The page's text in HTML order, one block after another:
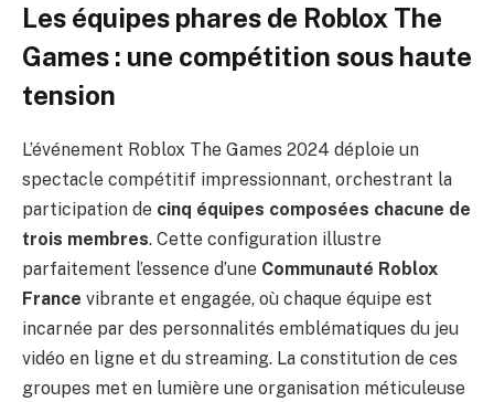
Les équipes phares de Roblox The
Games : une compétition sous haute
tension
L’événement Roblox The Games 2024 déploie un
spectacle compétitif impressionnant, orchestrant la
participation de cinq équipes composées chacune de
trois membres. Cette configuration illustre
parfaitement l’essence d’une Communauté Roblox
France vibrante et engagée, où chaque équipe est
incarnée par des personnalités emblématiques du jeu
vidéo en ligne et du streaming. La constitution de ces
groupes met en lumière une organisation méticuleuse